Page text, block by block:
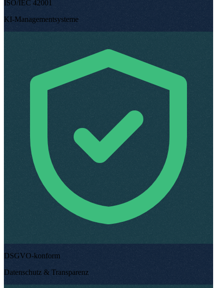
ISO/IEC 42001
KI-Managementsysteme
DSGVO-konform
Datenschutz & Transparenz